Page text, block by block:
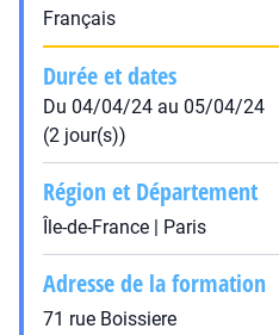
Français
Durée et dates
Du 04/04/24 au 05/04/24
(2 jour(s))
Région et Département
Île-de-France | Paris
Adresse de la formation
71 rue Boissiere